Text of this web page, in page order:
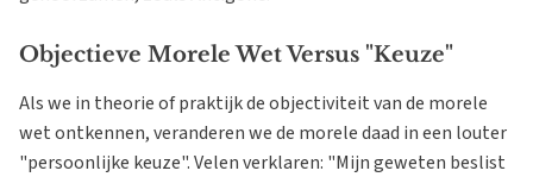
Objectieve Morele Wet Versus "Keuze"
Als we in theorie of praktijk de objectiviteit van de morele
wet ontkennen, veranderen we de morele daad in een louter
"persoonlijke keuze". Velen verklaren: "Mijn geweten beslist